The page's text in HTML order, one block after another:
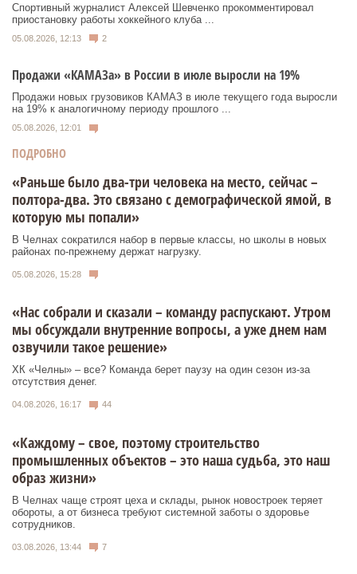
Спортивный журналист Алексей Шевченко прокомментировал
приостановку работы хоккейного клуба ...
05.08.2026, 12:13 2
Продажи «КАМАЗа» в России в июле выросли на 19%
Продажи новых грузовиков КАМАЗ в июле текущего года выросли
на 19% к аналогичному периоду прошлого ...
05.08.2026, 12:01
ПОДРОБНО
«Раньше было два-три человека на место, сейчас –
полтора-два. Это связано с демографической ямой, в
которую мы попали»
В Челнах сократился набор в первые классы, но школы в новых
районах по-прежнему держат нагрузку.
05.08.2026, 15:28
«Нас собрали и сказали – команду распускают. Утром
мы обсуждали внутренние вопросы, а уже днем нам
озвучили такое решение»
ХК «Челны» – все? Команда берет паузу на один сезон из-за
отсутствия денег.
04.08.2026, 16:17 44
«Каждому – свое, поэтому строительство
промышленных объектов – это наша судьба, это наш
образ жизни»
В Челнах чаще строят цеха и склады, рынок новостроек теряет
обороты, а от бизнеса требуют системной заботы о здоровье
сотрудников.
03.08.2026, 13:44 7